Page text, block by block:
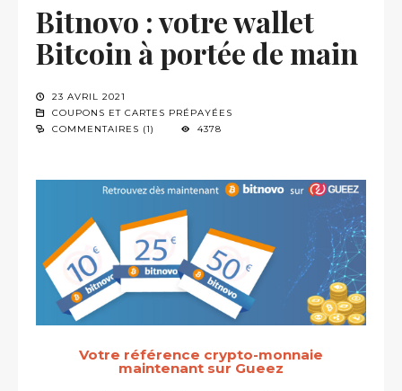
Bitnovo : votre wallet
Bitcoin à portée de main
23 AVRIL 2021
COUPONS ET CARTES PRÉPAYÉES
COMMENTAIRES (1)
4378
Votre référence crypto-monnaie
maintenant sur Gueez